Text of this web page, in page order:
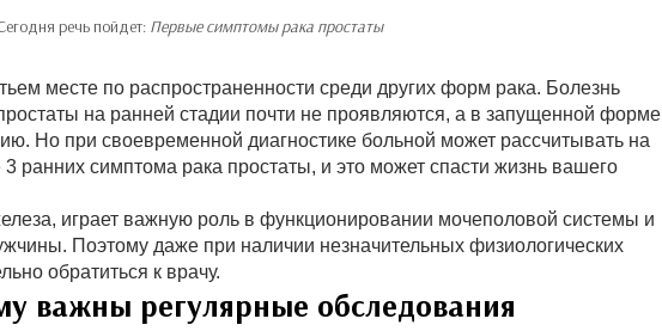
речь пойдет: Первые симптомы рака простаты
месте по распространенности среди других форм рака. Болезнь
на ранней стадии почти не проявляются, а в запущенной форме
Но при своевременной диагностике больной может рассчитывать на
ранних симптома рака простаты, и это может спасти жизнь вашего
играет важную роль в функционировании мочеполовой системы и
Поэтому даже при наличии незначительных физиологических
обратиться к врачу.
важны регулярные обследования